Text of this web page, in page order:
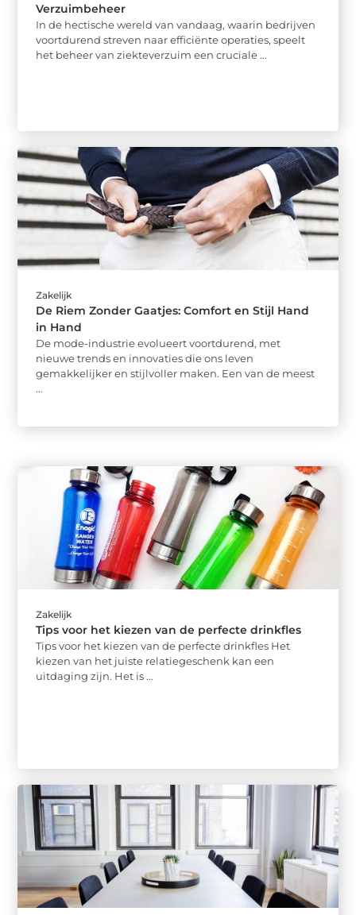
Verzuimbeheer
In de hectische wereld van vandaag, waarin bedrijven
voortdurend streven naar efficiënte operaties, speelt
het beheer van ziekteverzuim een cruciale ...
Zakelijk
De Riem Zonder Gaatjes: Comfort en Stijl Hand
in Hand
De mode-industrie evolueert voortdurend, met
nieuwe trends en innovaties die ons leven
gemakkelijker en stijlvoller maken. Een van de meest
...
Zakelijk
Tips voor het kiezen van de perfecte drinkfles
Tips voor het kiezen van de perfecte drinkfles Het
kiezen van het juiste relatiegeschenk kan een
uitdaging zijn. Het is ...